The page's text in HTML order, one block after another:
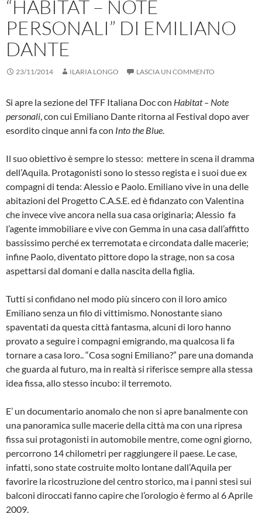
“HABITAT – NOTE
PERSONALI” DI EMILIANO
DANTE
23/11/2014 ILARIA LONGO LASCIA UN COMMENTO
Si apre la sezione del TFF Italiana Doc con Habitat – Note
personali , con cui Emiliano Dante ritorna al Festival dopo aver
esordito cinque anni fa con Into the Blue
Il suo obiettivo è sempre lo stesso: mettere in scena il dramma
dell’Aquila. Protagonisti sono lo stesso regista e i suoi due ex
compagni di tenda: Alessio e Paolo. Emiliano vive in una delle
abitazioni del Progetto C.A.S.E. ed è fidanzato con Valentina
che invece vive ancora nella sua casa originaria; Alessio fa
l’agente immobiliare e vive con Gemma in una casa dall’affitto
bassissimo perché ex terremotata e circondata dalle macerie;
infine Paolo, diventato pittore dopo la strage, non sa cosa
aspettarsi dal domani e dalla nascita della figlia.
Tutti si confidano nel modo più sincero con il loro amico
Emiliano senza un filo di vittimismo. Nonostante siano
spaventati da questa città fantasma, alcuni di loro hanno
provato a seguire i compagni emigrando, ma qualcosa li fa
tornare a casa loro.. “Cosa sogni Emiliano?” pare una domanda
che guarda al futuro, ma in realtà si riferisce sempre alla stessa
idea fissa, allo stesso incubo: il terremoto.
E’ un documentario anomalo che non si apre banalmente con
una panoramica sulle macerie della città ma con una ripresa
fissa sui protagonisti in automobile mentre, come ogni giorno,
percorrono 14 chilometri per raggiungere il paese. Le case,
infatti, sono state costruite molto lontane dall’Aquila per
favorire la ricostruzione del centro storico, ma i panni stesi sui
balconi diroccati fanno capire che l’orologio è fermo al 6 Aprile
2009.